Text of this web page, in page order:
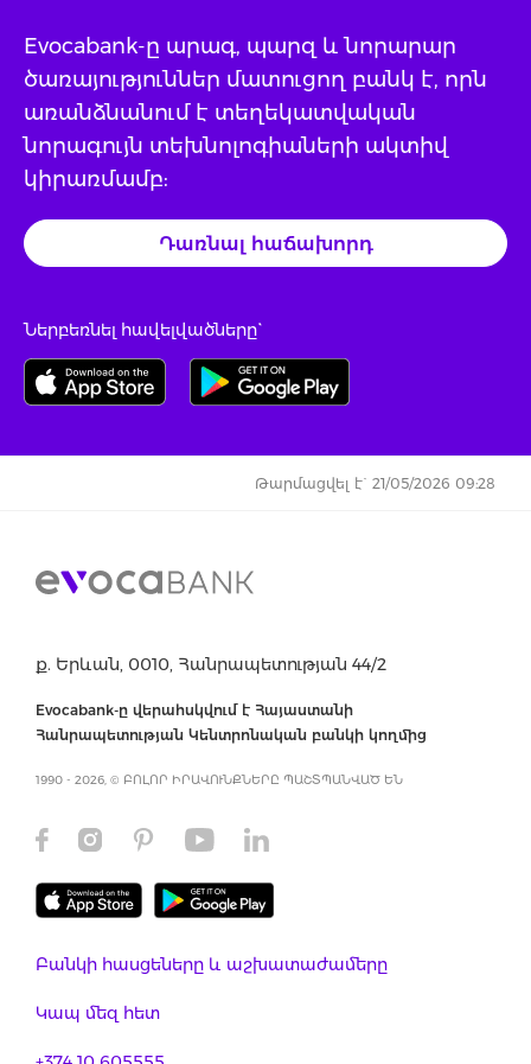
Evocabank-ը արագ, պարզ և նորարար
ծառայություններ մատուցող բանկ է, որն
առանձնանում է տեղեկատվական
նորագույն տեխնոլոգիաների ակտիվ
կիրառմամբ:
Դառնալ հաճախորդ
Ներբեռնել հավելվածները`
Թարմացվել է` 21/05/2026 09:28
ք. Երևան, 0010, Հանրապետության 44/2
Evocabank-ը վերահսկվում է Հայաստանի
Հանրապետության Կենտրոնական բանկի կողմից
1990 - 2026, © ԲՈԼՈՐ ԻՐԱՎՈՒՆՔՆԵՐԸ ՊԱՇՏՊԱՆՎԱԾ ԵՆ
Բանկի հասցեները և աշխատաժամերը
Կապ մեզ հետ